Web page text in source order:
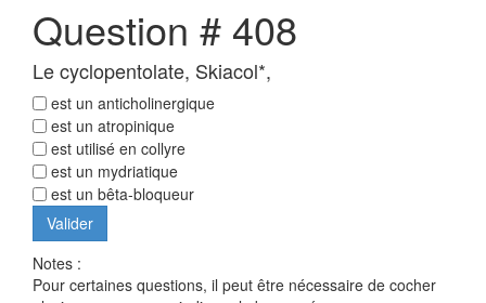
Question # 408
Le cyclopentolate, Skiacol*,
est un anticholinergique
est un atropinique
est utilisé en collyre
est un mydriatique
est un bêta-bloqueur
Notes :
Pour certaines questions, il peut être nécessaire de cocher